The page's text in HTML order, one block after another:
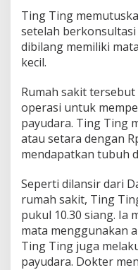
a
s
d
j
a
O
p
e
r
s
i
Ting Ting
setelah
dibilang memiliki
kecil.
Rumah sakit
operasi untuk
payudara. Ting Ting
atau setara dengan
mendapatkan tubuh
Seperti dilansir dari
rumah sakit, Ting
pukul 10.30 siang. Ia
mata menggunakan
Ting Ting juga
payudara. Dokter